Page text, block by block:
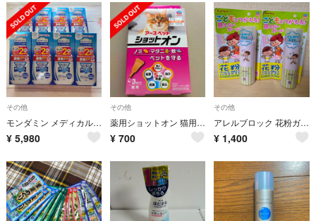
その他
モンダミン メディカル 濃縮タイプ 220ml✖️8
¥ 5,980
その他
薬用ショットオン 猫用3本入り
¥ 700
その他
アレルブロック 花粉ガードスプレー こどもとつかえる 75mL 2本
¥ 1,400